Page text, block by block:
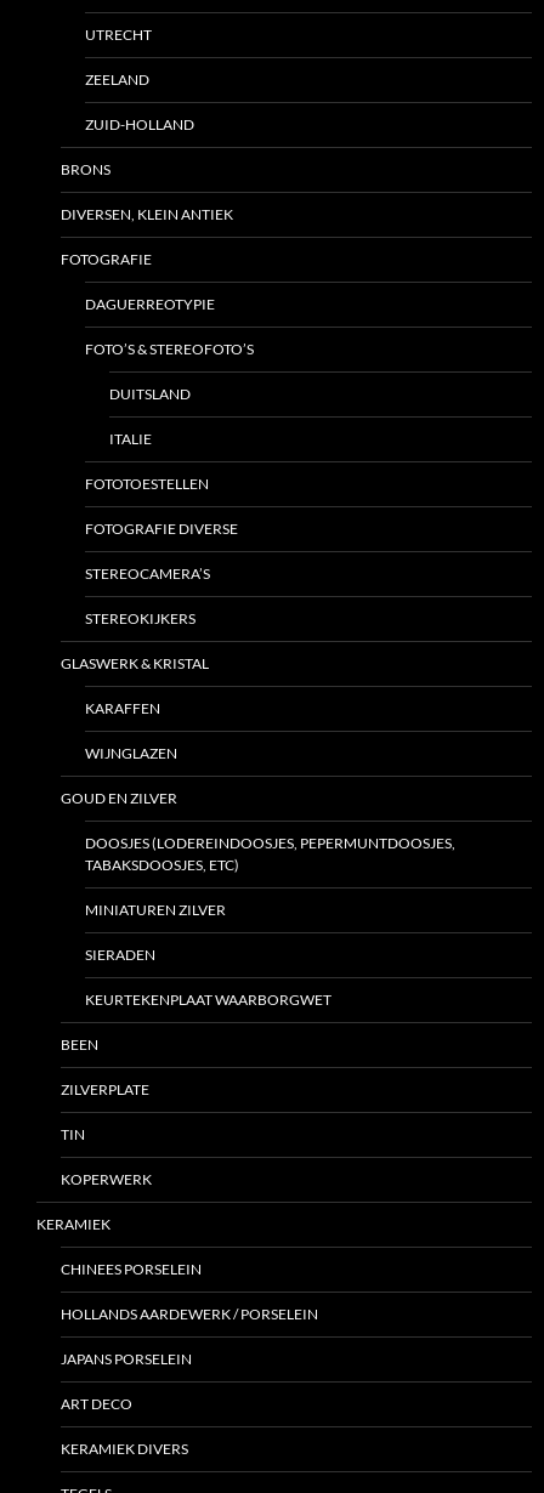
UTRECHT
ZEELAND
ZUID-HOLLAND
BRONS
DIVERSEN, KLEIN ANTIEK
FOTOGRAFIE
DAGUERREOTYPIE
FOTO’S & STEREOFOTO’S
DUITSLAND
ITALIE
FOTOTOESTELLEN
FOTOGRAFIE DIVERSE
STEREOCAMERA’S
STEREOKIJKERS
GLASWERK & KRISTAL
KARAFFEN
WIJNGLAZEN
GOUD EN ZILVER
DOOSJES (LODEREINDOOSJES, PEPERMUNTDOOSJES,
TABAKSDOOSJES, ETC)
MINIATUREN ZILVER
SIERADEN
KEURTEKENPLAAT WAARBORGWET
BEEN
ZILVERPLATE
TIN
KOPERWERK
KERAMIEK
CHINEES PORSELEIN
HOLLANDS AARDEWERK / PORSELEIN
JAPANS PORSELEIN
ART DECO
KERAMIEK DIVERS